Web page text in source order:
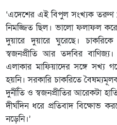
‘এদেশের এই বিপুল সংখ্যক তরুণ
নিমজ্জিত ছিল। ভালো ফলাফল
দুয়ারে দুয়ারে ঘুরেছে।
স্বজনপ্রীতি আর তদবির
এলাকার মাফিয়াদের সঙ্গে সখ্য
হয়নি। সরকারি চাকরিতে
দুর্নীতি ও স্বজনপ্রীতির আরেকটা
দীর্ঘদিন ধরে প্রতিবাদ বিক্ষোভ
নড়েনি।’